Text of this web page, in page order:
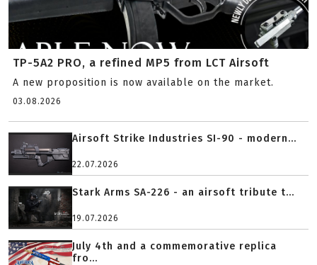
TP-5A2 PRO, a refined MP5 from LCT Airsoft
A new proposition is now available on the market.
03.08.2026
Airsoft Strike Industries SI-90 - modern...
22.07.2026
Stark Arms SA-226 - an airsoft tribute t...
19.07.2026
July 4th and a commemorative replica
fro...